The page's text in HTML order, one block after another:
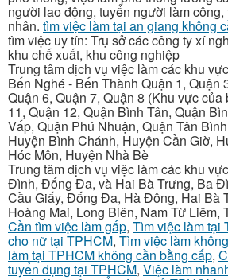
người lao động, tuyển người làm
nhân. tìm việc làm tại an giang không
tìm việc uy tín: Trụ sở các công ty xí
khu chế xuất, khu công nghiệp
Trung tâm dịch vụ việc làm các khu
Bến Nghé - Bến Thành Quận 1, Quận
Quận 6, Quận 7, Quận 8 (Khu vực của
11, Quận 12, Quận Bình Tân, Quận
Vấp, Quận Phú Nhuận, Quận Tân
Huyện Bình Chánh, Huyện Cần Giờ,
Hóc Môn, Huyện Nhà Bè
Trung tâm dịch vụ việc làm các khu
Đình, Đống Đa, và Hai Bà Trưng, Ba
Cầu Giấy, Đống Đa, Hà Đông, Hai Bà
Hoàng Mai, Long Biên, Nam Từ Liêm,
Cần tìm việc làm gấp, Tìm việc làm tại
cho nữ tại TPHCM, Tìm việc làm
làm tại TPHCM không cần bằng cấp,
tuyển dụng tại TPHCM, Việc làm